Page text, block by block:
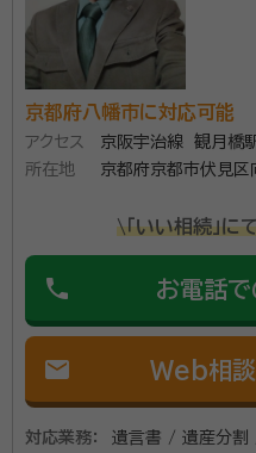
の道をご案内いたします。
資格等： 行政書士、ファイナン
国際行政書士（申請取次
所属団体： 京都府行政書士会、
一般社団法人いきい
文化推進協会、一般
京都府八幡市に対応可能
アクセス
京阪宇治線 観月橋
所在地
京都府京都市伏見区向島津
\「いい相続」に
phone お電話
mail Web相談
対応業務：
遺言書 / 遺産分